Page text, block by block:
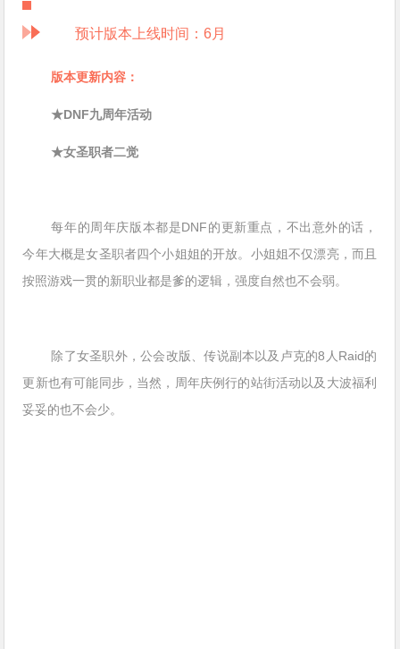
预计版本上线时间：6月
版本更新内容：
★DNF九周年活动
★女圣职者二觉
每年的周年庆版本都是DNF的更新重点，不出意外的话，
今年大概是女圣职者四个小姐姐的开放。小姐姐不仅漂亮，而且
按照游戏一贯的新职业都是爹的逻辑，强度自然也不会弱。
除了女圣职外，公会改版、传说副本以及卢克的8人Raid的
更新也有可能同步，当然，周年庆例行的站街活动以及大波福利
妥妥的也不会少。